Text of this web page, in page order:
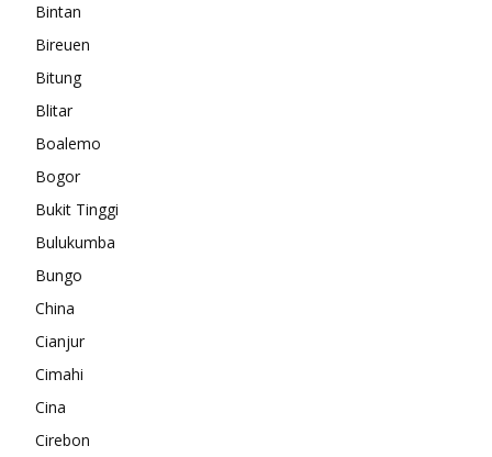
Bintan
Bireuen
Bitung
Blitar
Boalemo
Bogor
Bukit Tinggi
Bulukumba
Bungo
China
Cianjur
Cimahi
Cina
Cirebon